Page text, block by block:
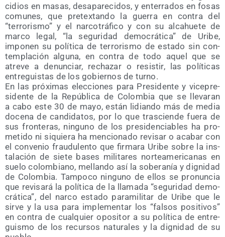
ci­dios en masas, des­apa­re­ci­dos, y ente­rra­dos en fosas
comu­nes, que pre­tex­tan­do la gue­rra en con­tra del
“terro­ris­mo” y el nar­co­trá­fi­co y con su alcahue­te de
mar­co legal, “la segu­ri­dad demo­crá­ti­ca” de Uri­be,
impo­nen su polí­ti­ca de terro­ris­mo de esta­do sin con­
tem­pla­ción algu­na, en con­tra de todo aquel que se
atre­ve a denun­ciar, recha­zar o resis­tir, las polí­ti­cas
entre­guis­tas de los gobier­nos de turno.
En las pró­xi­mas elec­cio­nes para Pre­si­den­te y vice­pre­
si­den­te de la Repú­bli­ca de Colom­bia que se lle­va­ran
a cabo este 30 de mayo, están lidian­do más de media
doce­na de can­di­da­tos, por lo que tras­cien­de fue­ra de
sus fron­te­ras, nin­guno de los pre­si­den­cia­bles ha pro­
me­ti­do ni siquie­ra ha men­cio­na­do revi­sar o aca­bar con
el con­ve­nio frau­du­len­to que fir­ma­ra Uri­be sobre la ins­
ta­la­ción de sie­te bases mili­ta­res nor­te­ame­ri­ca­nas en
sue­lo colom­biano, mellan­do así la sobe­ra­nía y dig­ni­dad
de Colom­bia. Tam­po­co nin­guno de ellos se pro­nun­cia
que revi­sa­rá la polí­ti­ca de la lla­ma­da “segu­ri­dad demo­
crá­ti­ca”, del nar­co esta­do para­mi­li­tar de Uri­be que le
sir­ve y la usa para imple­men­tar los “fal­sos posi­ti­vos”
en con­tra de cual­quier opo­si­tor a su polí­ti­ca de entre­
guis­mo de los recur­sos natu­ra­les y la dig­ni­dad de su